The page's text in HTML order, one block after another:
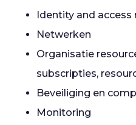
Identity and
Netwerken
Organisatie
subscripties,
Beveiliging en
Monitoring